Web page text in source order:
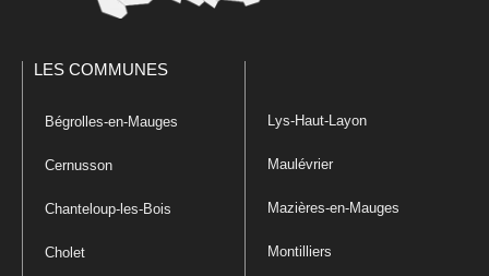
LES COMMUNES
Bégrolles-en-Mauges
Cernusson
Chanteloup-les-Bois
Cholet
Lys-Haut-Layon
Maulévrier
Mazières-en-Mauges
Montilliers